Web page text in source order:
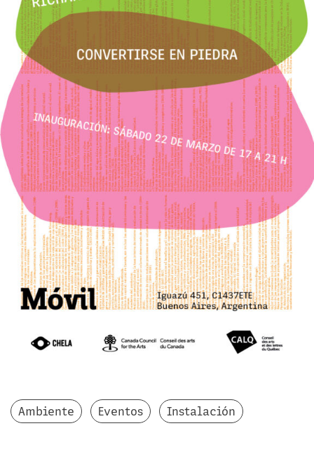
Ambiente Eventos Instalación